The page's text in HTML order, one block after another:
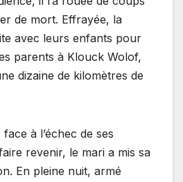
de mort. Effrayée, la
avec leurs enfants pour
parents à Klouck Wolof,
dizaine de kilomètres de
à l’échec de ses
revenir, le mari a mis sa
En pleine nuit, armé